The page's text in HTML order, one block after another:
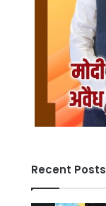
Recent Posts